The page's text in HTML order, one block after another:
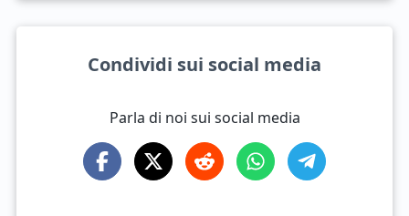
Condividi sui social media
Parla di noi sui social media